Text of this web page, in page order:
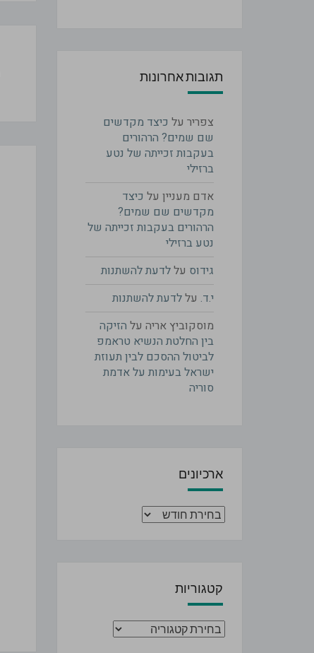
תגובות אחרונות
צפריר על כיצד מקדשים
שם שמים? הרהורים
בעקבות זכייתה של נטע
ברזילי
אדם מעניין על כיצד
מקדשים שם שמים?
הרהורים בעקבות זכייתה של
נטע ברזילי
גידוס עללדעת להשתנות
י.ד. עללדעת להשתנות
מוסקוביץ אריה על הזיקה
בין החלטת הנשיא טראמפ
לביטול ההסכם לבין תעוזת
ישראל בעימות על אדמת
סוריה
ארכיונים
ארכיונים
קטגוריות
קטגוריות